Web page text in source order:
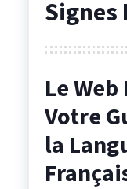
Signes
Le Web
Votre
la